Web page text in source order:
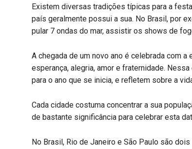
Existem diversas tradições típicas para a
país geralmente possui a sua. No Brasil, por
pular 7 ondas do mar, assistir os shows de
A chegada de um novo ano é celebrada com
esperança, alegria, amor e fraternidade.
para o ano que se inicia, e refletem sobre a
Cada cidade costuma concentrar a sua
de bastante significância para celebrar esta
No Brasil, Rio de Janeiro e São Paulo são